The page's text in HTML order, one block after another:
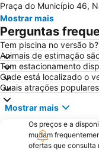
Relógio Beach
Torre Pentagonal de
Estádio Municipal de
Barragem de Castelo
Universidade de
Cova Gala Beach
Baixa de Coimbra
Figueira
Praia Fluvial da
Praça do Município 46,
Mostrar mais
Perguntas
Tem piscina no versão b?
Animais de estimação
Tem estacionamento
Onde está localizado o
Quais atrações
Mostrar mais
Os preços e a
mudam
ofertas que consulta